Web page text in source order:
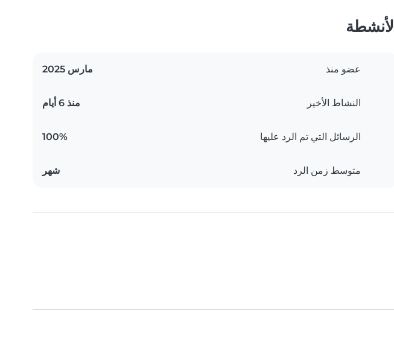
الأنشطة
عضو منذ مارس 2025
النشاط الأخير منذ 6 أيام
الرسائل التي تم الرد عليها 100%
متوسط زمن الرد شهر